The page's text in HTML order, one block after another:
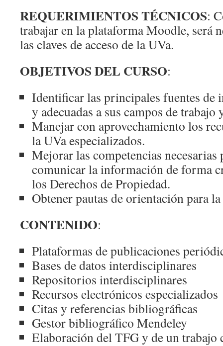
REQUERIMIENTOS TÉCNICOS:
trabajar en la plataforma Moodle, será
las claves de acceso de la UVa.
OBJETIVOS DEL CURSO:
Identificar las principales fuentes de
y adecuadas a sus campos de trabajo
Manejar con aprovechamiento los
la UVa especializados.
Mejorar las competencias necesarias
comunicar la información de forma
los Derechos de Propiedad.
Obtener pautas de orientación para
CONTENIDO:
Plataformas de publicaciones
Bases de datos interdisciplinares
Repositorios interdisciplinares
Recursos electrónicos especializados
Citas y referencias bibliográficas
Gestor bibliográfico Mendeley
Elaboración del TFG y de un trabajo